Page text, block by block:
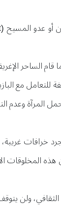
قام الساحر
مع
المرآة وعدم
خرافات
هذه
ولن